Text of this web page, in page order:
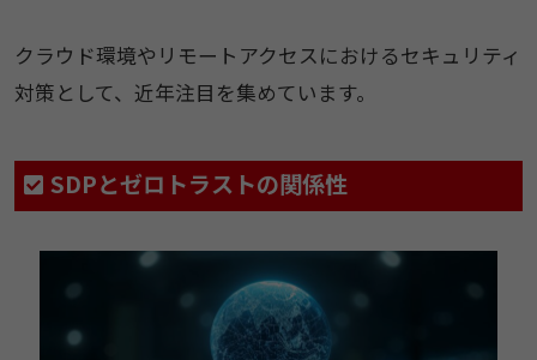
クラウド環境やリモートアクセスにおけるセキュリティ
対策として、近年注目を集めています。
SDPとゼロトラストの関係性